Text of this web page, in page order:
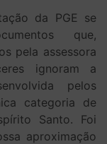
da PGE se
que,
pela assessora
ignoram a
pelos
categoria de
Santo. Foi
aproximação